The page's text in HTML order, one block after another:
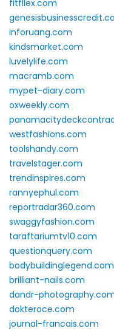
fitfllex.com
inforuang.com
kindsmarket.com
luvelylife.com
macramb.com
mypet-diary.com
oxweekly.com
westfashions.com
toolshandy.com
travelstager.com
trendinspires.com
rannyephul.com
reportradar360.com
swaggyfashion.com
taraftariumtv10.com
questionquery.com
bodybuildinglegend.com
brilliant-nails.com
dandr-
dokteroce.com
journal-francais.com